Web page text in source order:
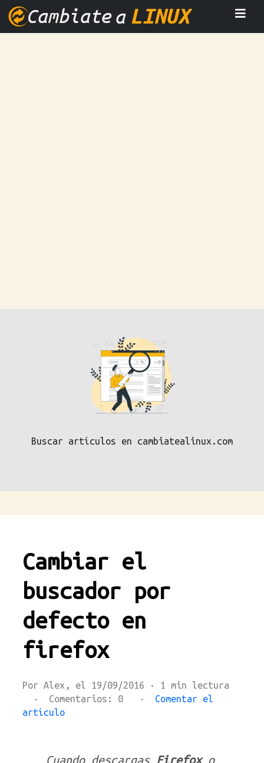
Buscar artículos en cambiatealinux.com
Cambiar el
buscador por
defecto en
firefox
Por Alex, el 19/09/2016 · 1 min lectura
- Comentarios: 0 - Comentar el
artículo
Cuando descargas Firefoxo